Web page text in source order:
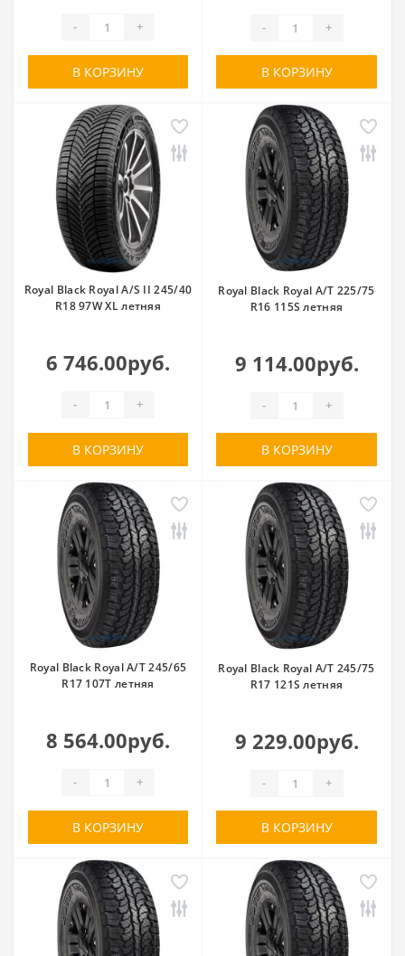
- +
В КОРЗИНУ
- +
В КОРЗИНУ
Royal Black Royal A/S II 245/40
R18 97W XL летняя
6 746.00руб.
- +
В КОРЗИНУ
Royal Black Royal A/T 225/75
R16 115S летняя
9 114.00руб.
- +
В КОРЗИНУ
Royal Black Royal A/T 245/65
R17 107T летняя
8 564.00руб.
- +
В КОРЗИНУ
Royal Black Royal A/T 245/75
R17 121S летняя
9 229.00руб.
- +
В КОРЗИНУ